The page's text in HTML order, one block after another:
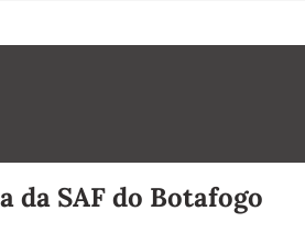
SAF do Botafogo